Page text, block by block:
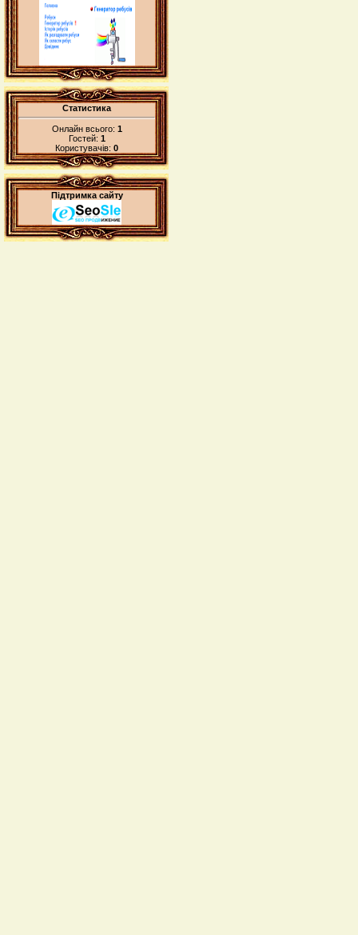
Статистика
Онлайн всього: 1
Гостей: 1
Користувачів: 0
Підтримка сайту